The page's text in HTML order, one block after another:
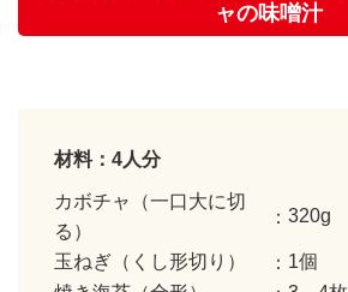
ャの味噌汁
材料：4人分
カボチャ（一口大に切
る）
320g
玉ねぎ（くし形切り）
1個